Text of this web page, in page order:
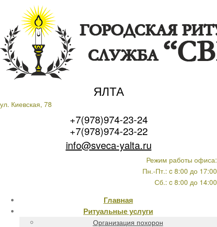
ЯЛТА
ул. Киевская, 78
+7(978)974-23-24
+7(978)974-23-22
info@sveca-yalta.ru
Режим работы офиса:
Пн.-Пт.: c 8:00 до 17:00
Сб.: c 8:00 до 14:00
Главная
Ритуальные услуги
Организация похорон